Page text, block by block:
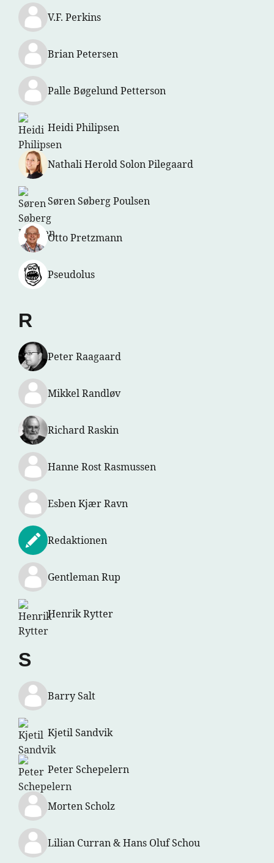
V.F. Perkins
Brian Petersen
Palle Bøgelund Petterson
Heidi Philipsen
Nathali Herold Solon Pilegaard
Søren Søberg Poulsen
Otto Pretzmann
Pseudolus
R
Peter Raagaard
Mikkel Randløv
Richard Raskin
Hanne Rost Rasmussen
Esben Kjær Ravn
Redaktionen
Gentleman Rup
Henrik Rytter
S
Barry Salt
Kjetil Sandvik
Peter Schepelern
Morten Scholz
Lilian Curran & Hans Oluf Schou